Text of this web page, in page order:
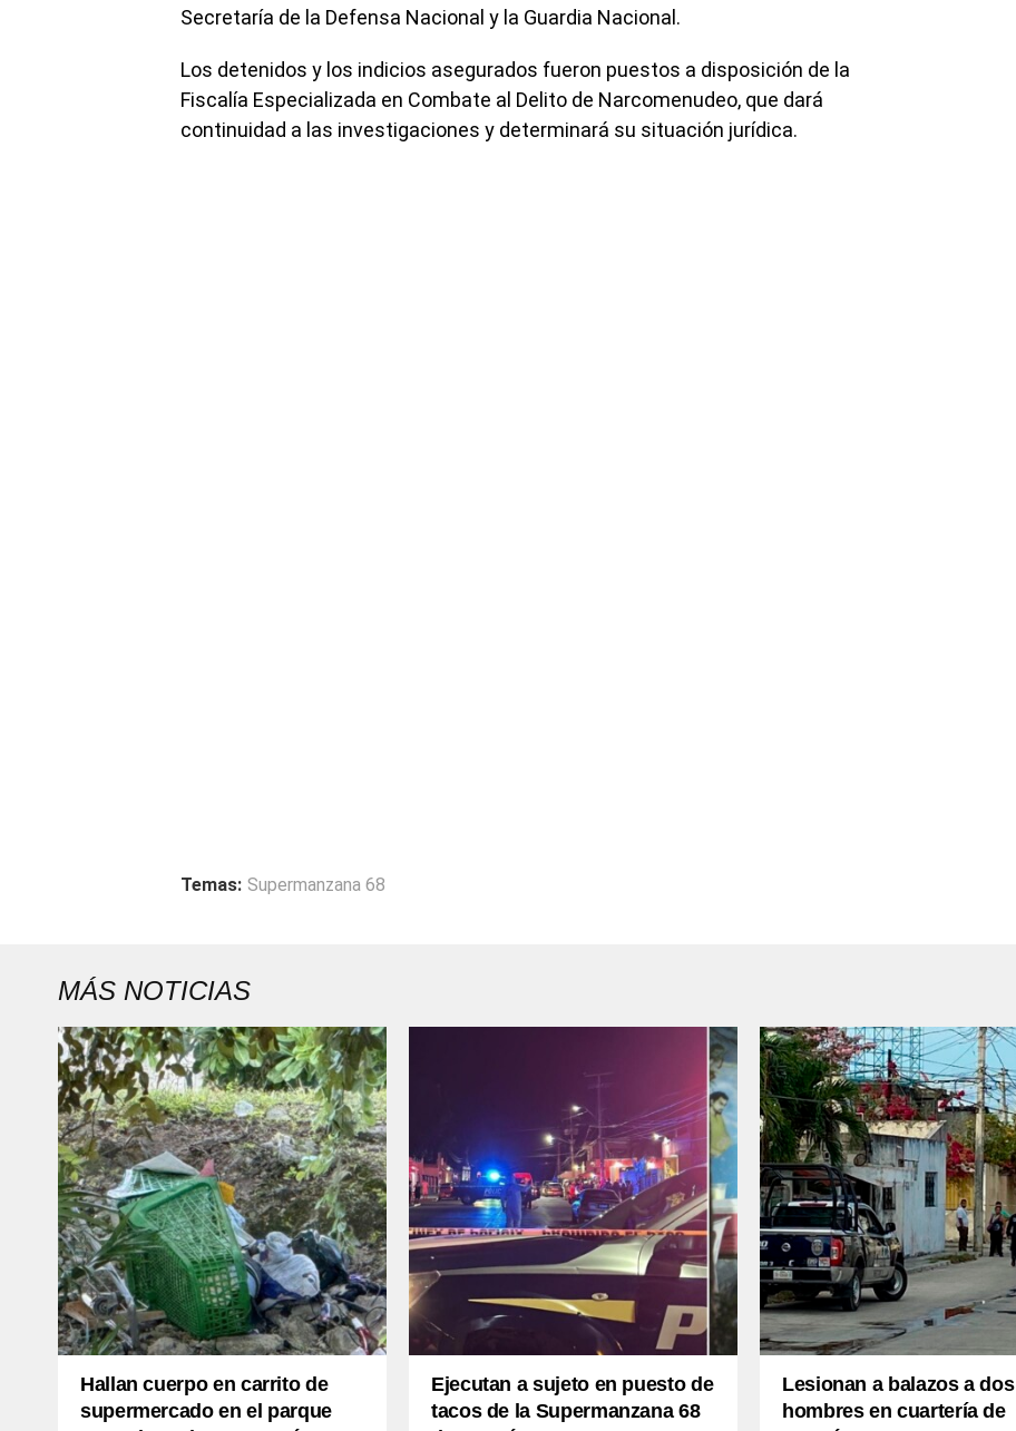
Secretaría de la Defensa Nacional y la Guardia Nacional.
Los detenidos y los indicios asegurados fueron puestos a disposición de la
Fiscalía Especializada en Combate al Delito de Narcomenudeo, que dará
continuidad a las investigaciones y determinará su situación jurídica.
Temas: Supermanzana 68
MÁS NOTICIAS
Hallan cuerpo en carrito de
supermercado en el parque
Ejecutan a sujeto en puesto de
tacos de la Supermanzana 68
Lesionan a balazos a dos
hombres en cuartería de